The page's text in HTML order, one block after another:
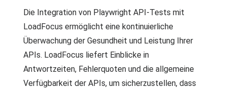
Die Integration von Playwright API-Tests mit
LoadFocus ermöglicht eine kontinuierliche
Überwachung der Gesundheit und Leistung Ihrer
APIs. LoadFocus liefert Einblicke in
Antwortzeiten, Fehlerquoten und die allgemeine
Verfügbarkeit der APIs, um sicherzustellen, dass